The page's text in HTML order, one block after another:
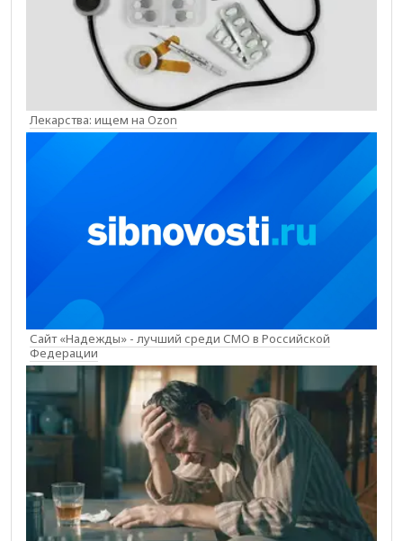
Лекарства: ищем на Ozon
Сайт «Надежды» - лучший среди СМО в Российской
Федерации